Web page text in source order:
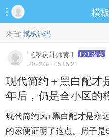
 模
来自: 模板源码
飞墨设计师黄工 Lv.1 潜水
2022-3-2 05:05:21
现代简约＋黑白配才
年后，仍是全小区的
现代简约风+黑白配才是永
的家便证明了这点。房子